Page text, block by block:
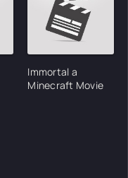
Immortal a
Minecraft Movie